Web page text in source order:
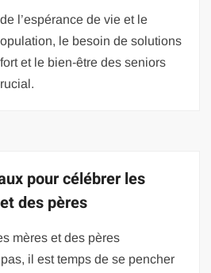
l’espérance de vie et le
le besoin de solutions
et le bien-être des seniors
pour célébrer les
des pères
mères et des pères
il est temps de se pencher